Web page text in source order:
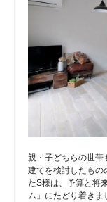
親・子どちらの世帯
建てを検討したもの
たS様は、予算と将
ム」にたどり着きま